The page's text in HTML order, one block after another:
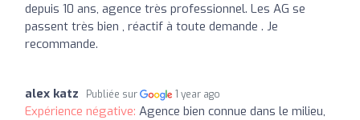
depuis 10 ans, agence très professionnel. Les AG se
passent très bien , réactif à toute demande . Je
recommande.
alex katz Publiée sur 1 year ago
Expérience négative: Agence bien connue dans le milieu,